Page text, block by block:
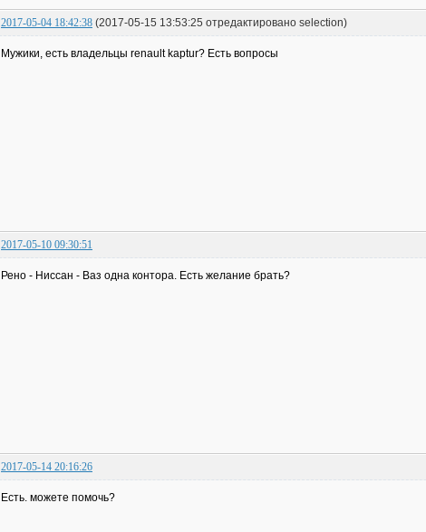
2017-05-04 18:42:38 (2017-05-15 13:53:25 отредактировано selection)
Мужики, есть владельцы renault kaptur? Есть вопросы
2017-05-10 09:30:51
Рено - Ниссан - Ваз одна контора. Есть желание брать?
2017-05-14 20:16:26
Есть. можете помочь?